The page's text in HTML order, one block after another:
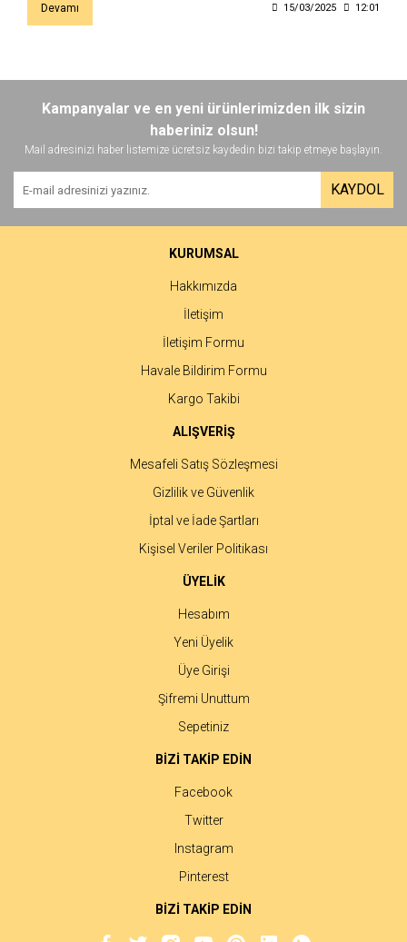
Devamı 15/03/2025 12:01
Kampanyalar ve en yeni ürünlerimizden ilk sizin
haberiniz olsun!
Mail adresinizi haber listemize ücretsiz kaydedin bizi takip etmeye başlayın.
KAYDOL
KURUMSAL
Hakkımızda
İletişim
İletişim Formu
Havale Bildirim Formu
Kargo Takibi
ALIŞVERİŞ
Mesafeli Satış Sözleşmesi
Gizlilik ve Güvenlik
İptal ve İade Şartları
Kişisel Veriler Politikası
ÜYELİK
Hesabım
Yeni Üyelik
Üye Girişi
Şifremi Unuttum
Sepetiniz
BİZİ TAKİP EDİN
Facebook
Twitter
Instagram
Pinterest
BİZİ TAKİP EDİN